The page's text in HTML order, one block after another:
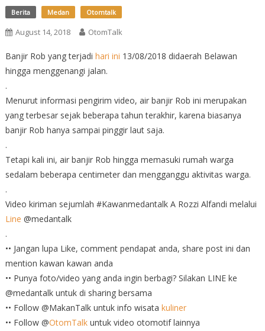
Berita Medan Otomtalk
August 14, 2018 OtomTalk
Banjir Rob yang terjadi hari ini 13/08/2018 didaerah Belawan
hingga menggenangi jalan.
.
Menurut informasi pengirim video, air banjir Rob ini merupakan
yang terbesar sejak beberapa tahun terakhir, karena biasanya
banjir Rob hanya sampai pinggir laut saja.
.
Tetapi kali ini, air banjir Rob hingga memasuki rumah warga
sedalam beberapa centimeter dan mengganggu aktivitas warga.
.
Video kiriman sejumlah #Kawanmedantalk A Rozzi Alfandi melalui
Line @medantalk
.
•• Jangan lupa Like, comment pendapat anda, share post ini dan
mention kawan kawan anda
•• Punya foto/video yang anda ingin berbagi? Silakan LINE ke
@medantalk untuk di sharing bersama
•• Follow @MakanTalk untuk info wisata kuliner
•• Follow @OtomTalkuntuk video otomotif lainnya